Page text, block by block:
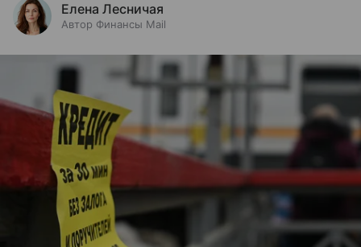
Елена Лесничая
Автор Финансы Mail